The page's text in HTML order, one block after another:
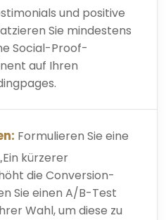
und positive
Sie mindestens
Social-Proof-
auf Ihren
Formulieren Sie eine
kürzerer
die Conversion-
Sie einen A/B-Test
Wahl, um diese zu